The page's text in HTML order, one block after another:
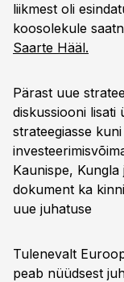
liikmest oli
koosolekule
Saarte Hääl.
Pärast uue
diskussiooni lisati
strateegiasse
Kaunispe,
dokument ka
uue juhatuse
Tulenevalt
peab nüüdsest